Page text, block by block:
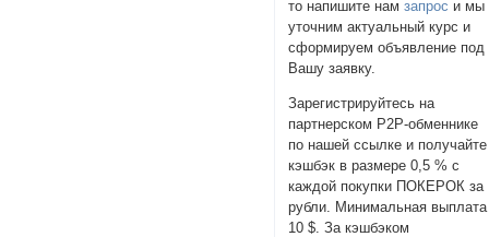
то напишите намзапрос и мы
уточним актуальный курс и
сформируем объявление под
Вашу заявку.
Зарегистрируйтесь на
партнерском P2P-обменнике
по нашей ссылке и получайте
кэшбэк в размере 0,5 % с
каждой покупки ПОКЕРОК за
рубли. Минимальная
10 $. За кэшбэком